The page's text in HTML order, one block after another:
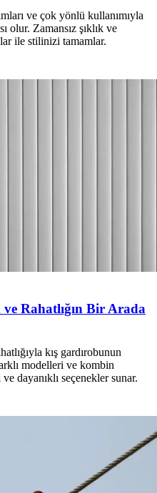
ve çok yönlü kullanımıyla
olur. Zamansız şıklık ve
ile stilinizi tamamlar.
Rahatlığın Bir Arada
kış gardırobunun
modelleri ve kombin
dayanıklı seçenekler sunar.